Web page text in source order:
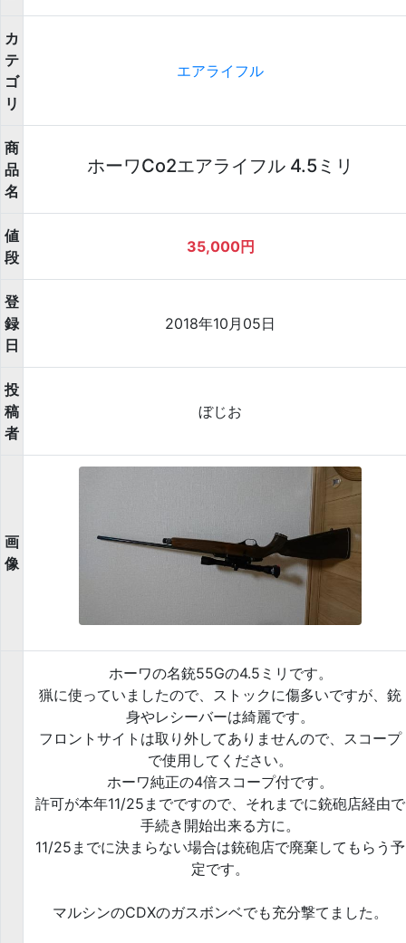
カ
テ
ゴ
リ
エアライフル
商
品
名
ホーワCo2エアライフル 4.5ミリ
値
段
35,000円
登
録
日
2018年10月05日
投
稿
者
ぼじお
画
像
ホーワの名銃55Gの4.5ミリです。
猟に使っていましたので、ストックに傷多いですが、銃
身やレシーバーは綺麗です。
フロントサイトは取り外してありませんので、スコープ
で使用してください。
ホーワ純正の4倍スコープ付です。
許可が本年11/25までですので、それまでに銃砲店経由で
手続き開始出来る方に。
11/25までに決まらない場合は銃砲店で廃棄してもらう予
定です。
マルシンのCDXのガスボンベでも充分撃てました。